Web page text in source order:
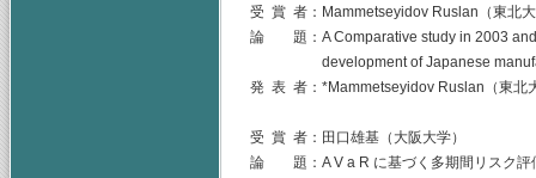
受 賞 者：Mammetseyidov Ruslan（東北
論 題：A Comparative study in 2003 and
development of Japanese
発 表 者：*Mammetseyidov Ruslan（東北
受 賞 者：田口雄基（大阪大学）
論 題：A V a R に基づく多期間リスク評